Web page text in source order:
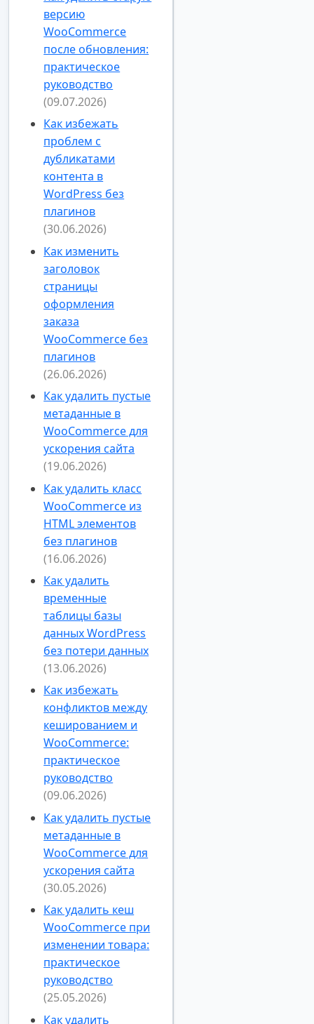
версию
WooCommerce
после обновления:
практическое
руководство
(09.07.2026)
Как избежать
проблем с
дубликатами
контента в
WordPress без
плагинов
(30.06.2026)
Как изменить
заголовок
страницы
оформления
заказа
WooCommerce без
плагинов
(26.06.2026)
Как удалить пустые
метаданные в
WooCommerce для
ускорения сайта
(19.06.2026)
Как удалить класс
WooCommerce из
HTML элементов
без плагинов
(16.06.2026)
Как удалить
временные
таблицы базы
данных WordPress
без потери данных
(13.06.2026)
Как избежать
конфликтов между
кешированием и
WooCommerce:
практическое
руководство
(09.06.2026)
Как удалить пустые
метаданные в
WooCommerce для
ускорения сайта
(30.05.2026)
Как удалить кеш
WooCommerce при
изменении товара:
практическое
руководство
(25.05.2026)
Как удалить